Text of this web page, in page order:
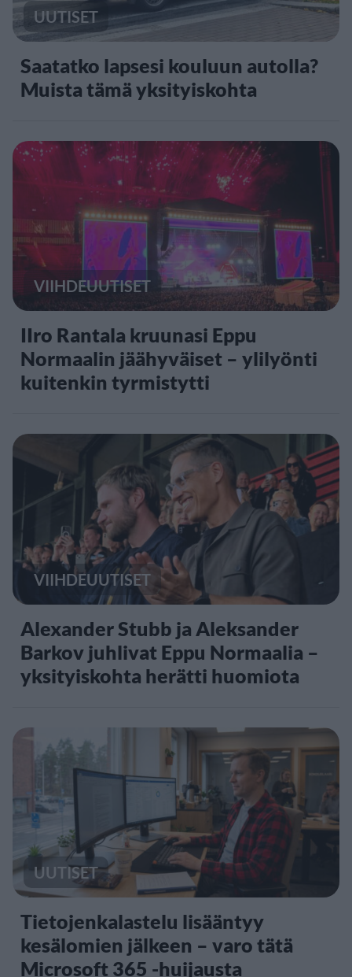
UUTISET
Saatatko lapsesi kouluun autolla?
Muista tämä yksityiskohta
VIIHDEUUTISET
IIro Rantala kruunasi Eppu
Normaalin jäähyväiset – ylilyönti
kuitenkin tyrmistytti
VIIHDEUUTISET
Alexander Stubb ja Aleksander
Barkov juhlivat Eppu Normaalia –
yksityiskohta herätti huomiota
UUTISET
Tietojenkalastelu lisääntyy
kesälomien jälkeen – varo tätä
Microsoft 365 -huijausta